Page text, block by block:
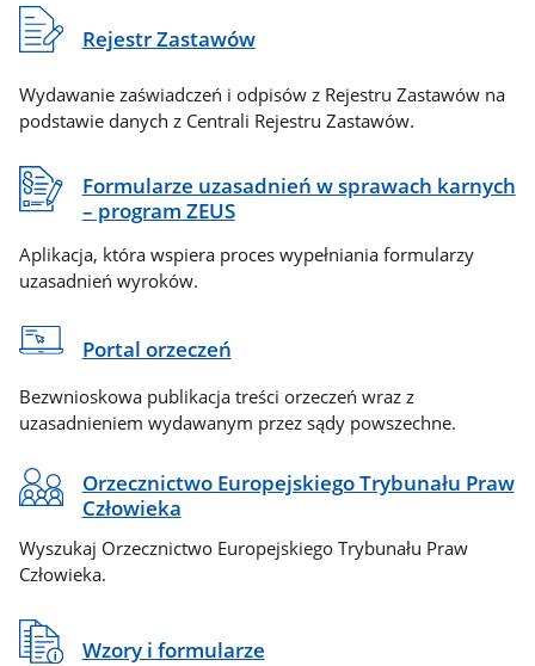
Rejestr Zastawów
Wydawanie zaświadczeń i odpisów z Rejestru Zastawów na
podstawie danych z Centrali Rejestru Zastawów.
Formularze uzasadnień w sprawach karnych
– program ZEUS
Aplikacja, która wspiera proces wypełniania formularzy
uzasadnień wyroków.
Portal orzeczeń
Bezwnioskowa publikacja treści orzeczeń wraz z
uzasadnieniem wydawanym przez sądy powszechne.
Orzecznictwo Europejskiego Trybunału Praw
Człowieka
Wyszukaj Orzecznictwo Europejskiego Trybunału Praw
Człowieka.
Wzory i formularze